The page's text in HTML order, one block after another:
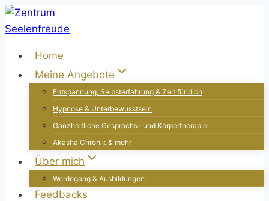
Zum
Inhalt
Home
Meine Angebote
Entspannung, Selbsterfahrung & Zeit für dich
Hypnose & Unterbewusstsein
Ganzheitliche Gesprächs- und Körpertherapie
Akasha Chronik & mehr
Über mich
Werdegang & Ausbildungen
Feedbacks